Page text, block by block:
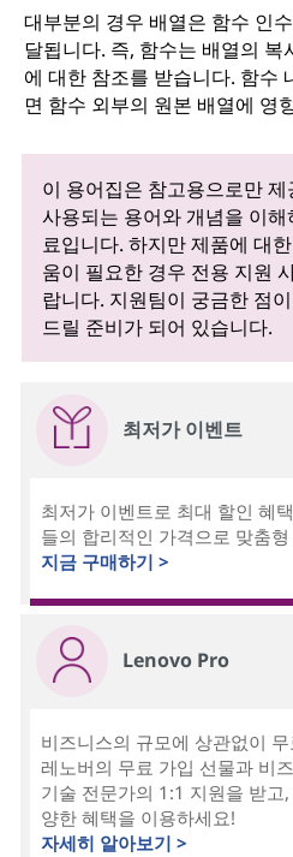
대부분의 경우 배열은 함수 인
달됩니다. 즉, 함수는 배열의 복
에 대한 참조를 받습니다. 함수
면 함수 외부의 원본 배열에 영
이 용어집은 참고용으로만
사용되는 용어와 개념을 이
료입니다. 하지만 제품에 대
움이 필요한 경우 전용 지원
랍니다. 지원팀이 궁금한 점
드릴 준비가 되어 있습니다.
최저가 이벤트
최저가 이벤트로 최대 할인 혜
들의 합리적인 가격으로 맞춤
지금 구매하기 >
Lenovo Pro
비즈니스의 규모에 상관없이
레노버의 무료 가입 선물과 비
기술 전문가의 1:1 지원을 받
양한 혜택을 이용하세요!
자세히 알아보기 >